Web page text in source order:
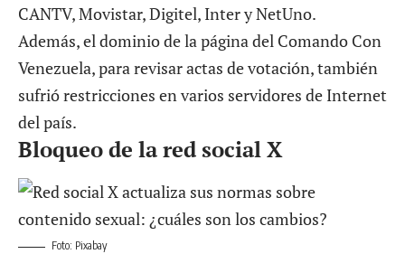
CANTV, Movistar, Digitel, Inter y NetUno.
Además, el dominio de lapágina del Comando Con
Venezuela, para revisar actas de votación, también
sufrió restricciones en varios servidores de Internet
del país.
Bloqueo de la red social X
Foto: Pixabay